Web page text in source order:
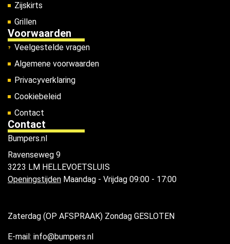
Zijskirts
Grillen
Voorwaarden
Veelgestelde vragen
Algemene voorwaarden
Privacyverklaring
Cookiebeleid
Contact
Contact
Bumpers.nl
Ravenseweg 9
3223 LM HELLEVOETSLUIS
Openingstijden Maandag - Vrijdag 09:00 - 17:00
Zaterdag (OP AFSPRAAK) Zondag GESLOTEN
E-mail: info@bumpers.nl